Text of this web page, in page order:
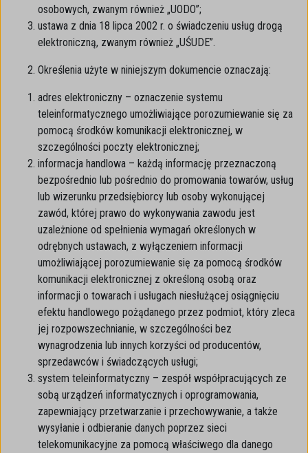
osobowych, zwanym również „UODO”;
ustawa z dnia 18 lipca 2002 r. o świadczeniu usług drogą
elektroniczną, zwanym również „UŚUDE”.
Określenia użyte w niniejszym dokumencie oznaczają:
adres elektroniczny – oznaczenie systemu
teleinformatycznego umożliwiające porozumiewanie się za
pomocą środków komunikacji elektronicznej, w
szczególności poczty elektronicznej;
informacja handlowa – każdą informację przeznaczoną
bezpośrednio lub pośrednio do promowania towarów, usług
lub wizerunku przedsiębiorcy lub osoby wykonującej
zawód, której prawo do wykonywania zawodu jest
uzależnione od spełnienia wymagań określonych w
odrębnych ustawach, z wyłączeniem informacji
umożliwiającej porozumiewanie się za pomocą środków
komunikacji elektronicznej z określoną osobą oraz
informacji o towarach i usługach niesłużącej osiągnięciu
efektu handlowego pożądanego przez podmiot, który zleca
jej rozpowszechnianie, w szczególności bez
wynagrodzenia lub innych korzyści od producentów,
sprzedawców i świadczących usługi;
system teleinformatyczny – zespół współpracujących ze
sobą urządzeń informatycznych i oprogramowania,
zapewniający przetwarzanie i przechowywanie, a także
wysyłanie i odbieranie danych poprzez sieci
telekomunikacyjne za pomocą właściwego dla danego